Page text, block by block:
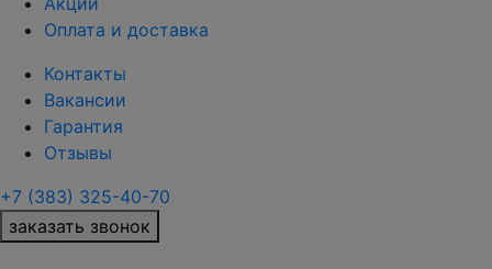
Оплата и доставка
Контакты
Вакансии
Гарантия
Отзывы
+7 (383) 325-40-70
заказать звонок